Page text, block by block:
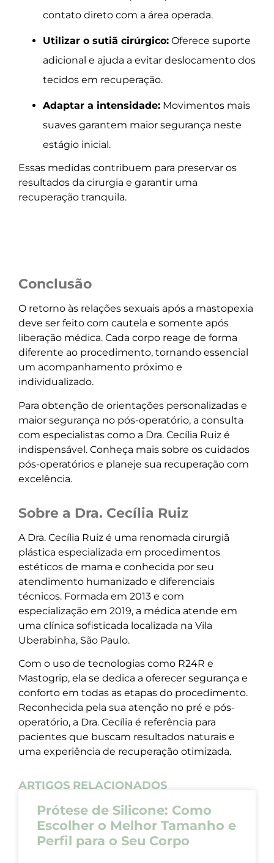
contato direto com a área operada.
Utilizar o sutiã cirúrgico: Oferece suporte
adicional e ajuda a evitar deslocamento dos
tecidos em recuperação.
Adaptar a intensidade: Movimentos mais
suaves garantem maior segurança neste
estágio inicial.
Essas medidas contribuem para preservar os
resultados da cirurgia e garantir uma
recuperação tranquila.
Conclusão
O retorno às relações sexuais após a mastopexia
deve ser feito com cautela e somente após
liberação médica. Cada corpo reage de forma
diferente ao procedimento, tornando essencial
um acompanhamento próximo e
individualizado.
Para obtenção de orientações personalizadas e
maior segurança no pós-operatório, a consulta
com especialistas como a Dra. Cecília Ruiz é
indispensável. Conheça mais sobre os cuidados
pós-operatórios e planeje sua recuperação com
excelência.
Sobre a Dra. Cecília Ruiz
A Dra. Cecília Ruiz é uma renomada cirurgiã
plástica especializada em procedimentos
estéticos de mama e conhecida por seu
atendimento humanizado e diferenciais
técnicos. Formada em 2013 e com
especialização em 2019, a médica atende em
uma clínica sofisticada localizada na Vila
Uberabinha, São Paulo.
Com o uso de tecnologias como R24R e
Mastogrip, ela se dedica a oferecer segurança e
conforto em todas as etapas do procedimento.
Reconhecida pela sua atenção no pré e pós-
operatório, a Dra. Cecília é referência para
pacientes que buscam resultados naturais e
uma experiência de recuperação otimizada.
ARTIGOS RELACIONADOS
Prótese de Silicone: Como
Escolher o Melhor Tamanho e
Perfil para o Seu Corpo